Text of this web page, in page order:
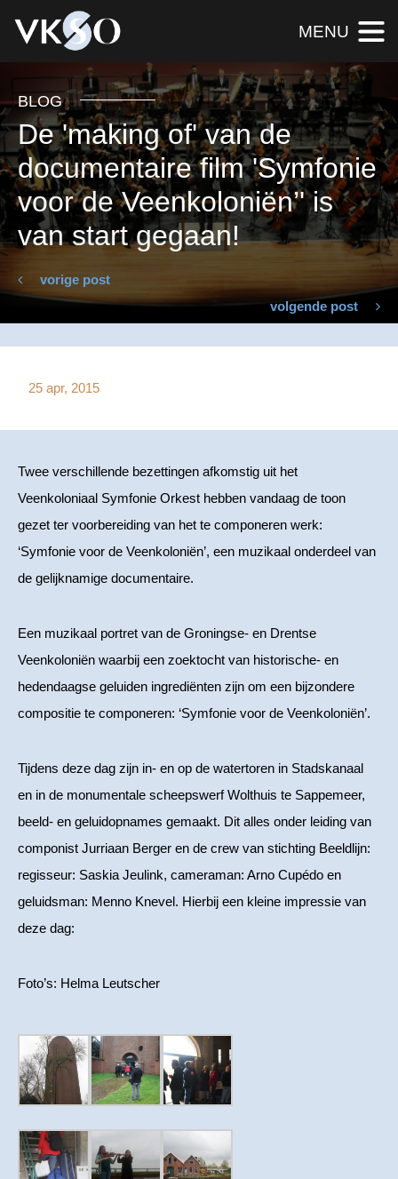
MENU
BLOG
De 'making of' van de
documentaire film 'Symfonie
voor de Veenkoloniën’' is
van start gegaan!
vorige post
volgende post
25 apr, 2015
Twee verschillende bezettingen afkomstig uit het
Veenkoloniaal Symfonie Orkest hebben vandaag de toon
gezet ter voorbereiding van het te componeren werk:
‘Symfonie voor de Veenkoloniën’, een muzikaal onderdeel van
de gelijknamige documentaire.
Een muzikaal portret van de Groningse- en Drentse
Veenkoloniën waarbij een zoektocht van historische- en
hedendaagse geluiden ingrediënten zijn om een bijzondere
compositie te componeren: ‘Symfonie voor de Veenkoloniën’.
Tijdens deze dag zijn in- en op de watertoren in Stadskanaal
en in de monumentale scheepswerf Wolthuis te Sappemeer,
beeld- en geluidopnames gemaakt. Dit alles onder leiding van
componist Jurriaan Berger en de crew van stichting Beeldlijn:
regisseur: Saskia Jeulink, cameraman: Arno Cupédo en
geluidsman: Menno Knevel. Hierbij een kleine impressie van
deze dag:
Foto’s: Helma Leutscher